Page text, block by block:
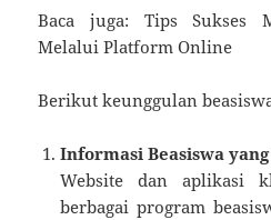
Baca juga: Tips Sukses
Melalui Platform Online
Berikut keunggulan
Informasi Beasiswa
Website dan aplikasi
berbagai program